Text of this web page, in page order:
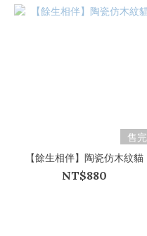
售完
【餘生相伴】陶瓷仿木紋貓
NT$880